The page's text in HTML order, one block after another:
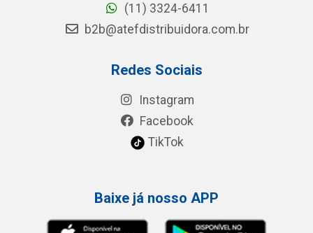
(11) 3324-6411
b2b@atefdistribuidora.com.br
Redes Sociais
Instagram
Facebook
TikTok
Baixe já nosso APP